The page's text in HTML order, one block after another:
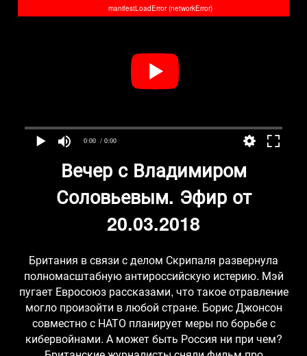
0:00 / 0:00
manifestLoadError (networkError)
Вечер с Владимиром
Соловьевым. Эфир от
20.03.2018
Британия в связи с делом Скрипаля развернула
полномасштабную антироссийскую истерию. Мэй
пугает Евросоюз рассказами, что такое отравление
могло произойти в любой стране. Борис Джонсон
совместно с НАТО планирует меры по борьбе с
кибервойнами. А может быть Россия ни при чем?